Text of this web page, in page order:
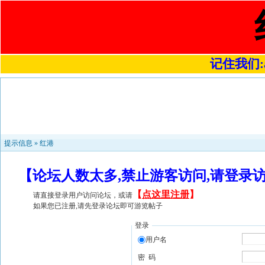
记住我们
提示信息 » 红港
【论坛人数太多,禁止游客访问,请登
请直接登录用户访问论坛，或请 【 点这里注册】
如果您已注册,请先登录论坛即可游览帖子
登录
用户名
密 码